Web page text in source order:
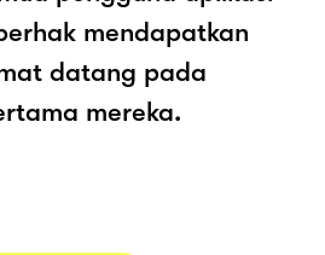
mendapatkan
datang pada
mereka.